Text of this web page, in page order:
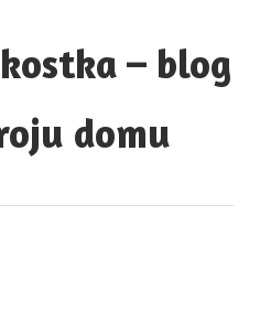
– blog
domu